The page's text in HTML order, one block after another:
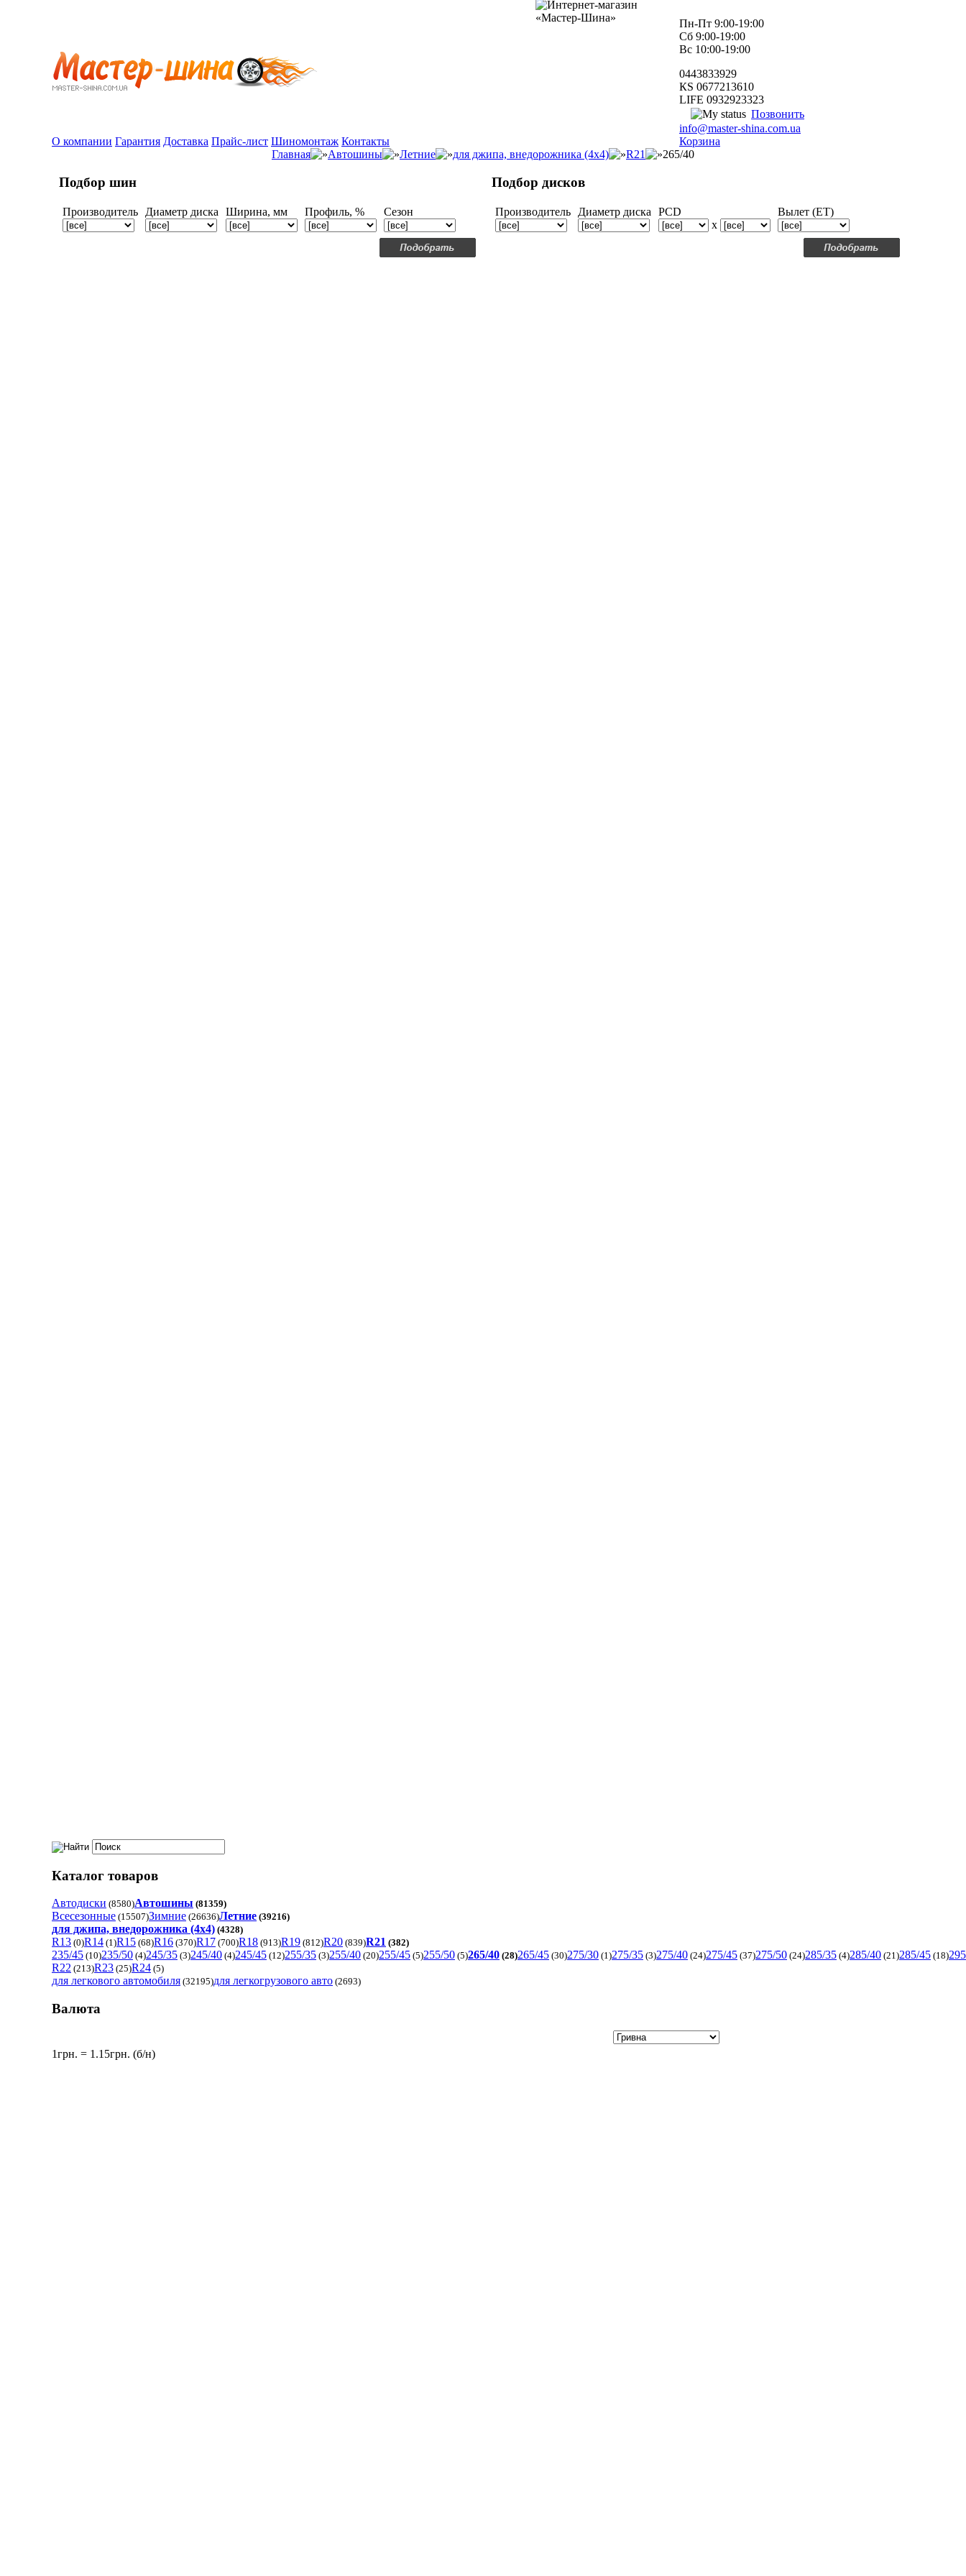
Пн-Пт 9:00-19:00
Сб 9:00-19:00
Вс 10:00-19:00
0443833929
КS 0677213610
LIFE 0932923323
Позвонить
info@master-shina.com.ua
О компании Гарантия Доставка Прайс-лист Шиномонтаж Контакты
Корзина
Главная
Автошины Летние для джипа, внедорожника (4x4) R21 265/40
Подбор шин
Производитель Диаметр диска Ширина, мм Профиль, % Сезон
Подбор дисков
Производитель Диаметр диска PCD
x
Вылет (ET)
Каталог товаров
Автодиски (8580)Автошины (81359)
Всесезонные (15507)Зимние (26636)Летние (39216)
для джипа, внедорожника (4x4) (4328)
R13 (0)R14 (1)R15 (68)R16 (370)R17 (700)R18 (913)R19 (812)R20 (839)R21 (382)
235/45 (10)235/50 (4)245/35 (3)245/40 (4)245/45 (12)255/35 (3)255/40 (20)255/45 (5)255/50 (5)265/40 (28)265/45 (30)275/30 (1)275/35 (3)275/40 (24)275/45 (37)275/50 (24)285/35 (4)285/40 (21)285/45 (18)
R22 (213)R23 (25)R24 (5)
для легкового автомобиля (32195)для легкогрузового авто (2693)
Валюта
1грн. = 1.15грн. (б/н)